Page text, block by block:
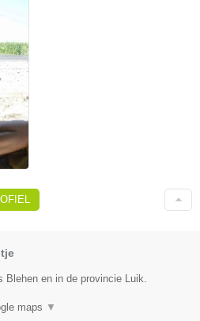
en in de provincie Luik.
maps ▼